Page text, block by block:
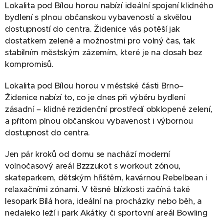
Lokalita pod Bílou horou nabízí ideální spojení klidného
bydlení s plnou občanskou vybaveností a skvělou
dostupností do centra. Židenice vás potěší jak
dostatkem zeleně a možnostmi pro volný čas, tak
stabilním městským zázemím, které je na dosah bez
kompromisů.
Lokalita pod Bílou horou v městské části Brno–
Židenice nabízí to, co je dnes při výběru bydlení
zásadní – klidné rezidenční prostředí obklopené zelení,
a přitom plnou občanskou vybavenost i výbornou
dostupnost do centra.
Jen pár kroků od domu se nachází moderní
volnočasový areál Bzzzukot s workout zónou,
skateparkem, dětským hřištěm, kavárnou Rebelbean i
relaxačními zónami. V těsné blízkosti začíná také
lesopark Bílá hora, ideální na procházky nebo běh, a
nedaleko leží i park Akátky či sportovní areál Bowling